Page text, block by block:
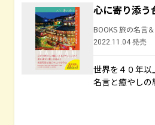
心に寄り添う
BOOKS 旅の名言
2022.11.04 発売
世界を４０年
名言と癒やしの